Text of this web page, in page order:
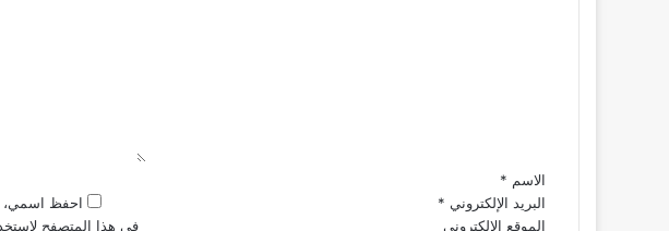
الاسم *
البريد الإلكتروني *
الموقع الإلكتروني
احفظ اسمي،
في هذا المتصفح